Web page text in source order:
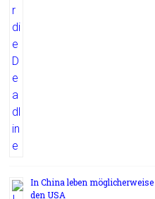
In China leben
den USA